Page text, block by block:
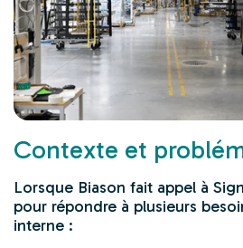
Contexte et
Lorsque Biason fait appel à
pour répondre à plusieurs
interne :